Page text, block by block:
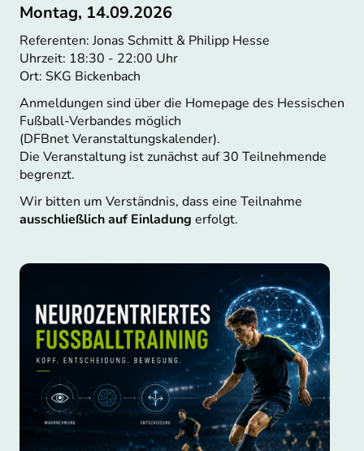
Montag, 14.09.2026
Referenten: Jonas Schmitt & Philipp Hesse
Uhrzeit: 18:30 - 22:00 Uhr
Ort: SKG Bickenbach
Anmeldungen sind über die Homepage des Hessischen
Fußball-Verbandes möglich
(DFBnet Veranstaltungskalender).
Die Veranstaltung ist zunächst auf 30 Teilnehmende
begrenzt.
Wir bitten um Verständnis, dass eine Teilnahme
ausschließlich auf Einladung erfolgt.